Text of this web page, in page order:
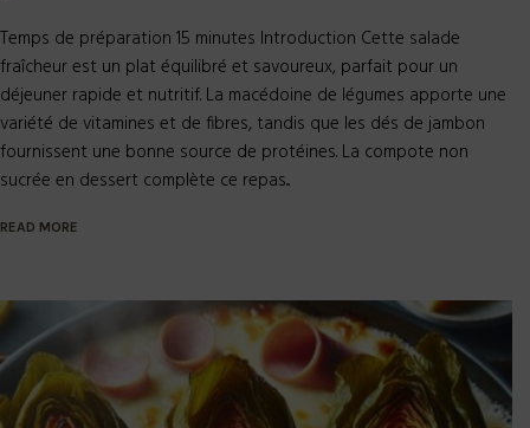
Temps de préparation 15 minutes Introduction Cette salade
fraîcheur est un plat équilibré et savoureux, parfait pour un
déjeuner rapide et nutritif. La macédoine de légumes apporte une
variété de vitamines et de fibres, tandis que les dés de jambon
fournissent une bonne source de protéines. La compote non
sucrée en dessert complète ce repas...
READ MORE